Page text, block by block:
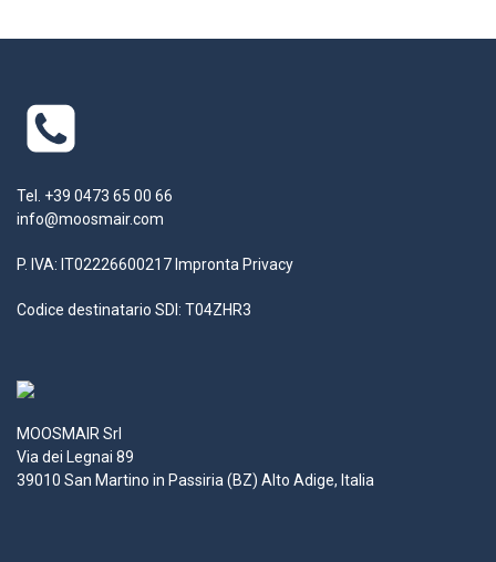
Tel. +39 0473 65 00 66
info@moosmair.com
P. IVA: IT02226600217 Impronta Privacy
Codice destinatario SDI: T04ZHR3
MOOSMAIR Srl
Via dei Legnai 89
39010 San Martino in Passiria (BZ) Alto Adige, Italia